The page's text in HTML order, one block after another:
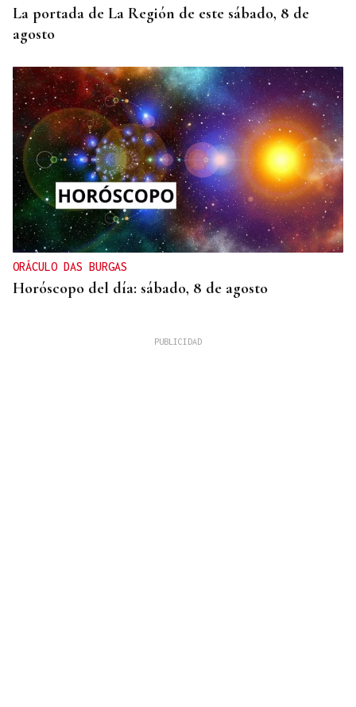
La portada de La Región de este sábado, 8 de
agosto
ORÁCULO DAS BURGAS
Horóscopo del día: sábado, 8 de agosto